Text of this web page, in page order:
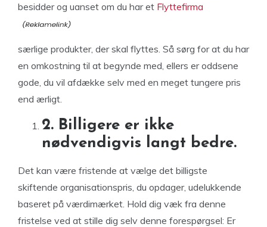
besidder og uanset om du har et Flyttefirma
særlige produkter, der skal flyttes. Så sørg for at du har
en omkostning til at begynde med, ellers er oddsene
gode, du vil afdække selv med en meget tungere pris
end ærligt.
2. Billigere er ikke
nødvendigvis langt bedre.
Det kan være fristende at vælge det billigste
skiftende organisationspris, du opdager, udelukkende
baseret på værdimærket. Hold dig væk fra denne
fristelse ved at stille dig selv denne forespørgsel: Er